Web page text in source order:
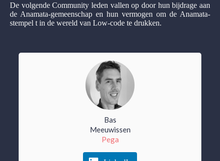
De volgende Community leden vallen op door hun bijdrage aan
de Anamata-gemeenschap en hun vermogen om de Anamata-
stempel t in de wereld van Low-code te drukken.
Bas
Meeuwissen
Pega